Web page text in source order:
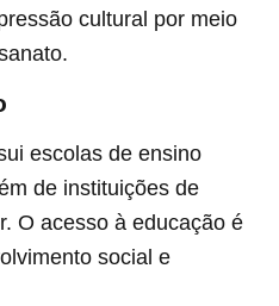
cultural por meio
escolas de ensino
de instituições de
O acesso à educação é
social e